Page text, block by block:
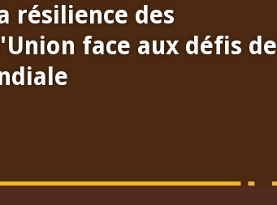
résilience des
face aux défis de